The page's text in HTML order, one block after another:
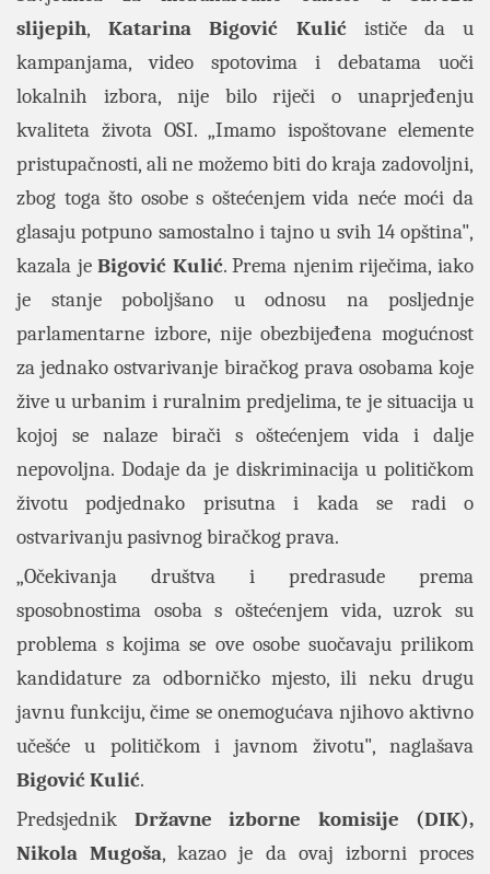
slijepih, Katarina Bigović Kulićističe da u
kampanjama, video spotovima i debatama uoči
lokalnih izbora, nije bilo riječi o unaprjeđenju
kvaliteta života OSI. „Imamo ispoštovane elemente
pristupačnosti, ali ne možemo biti do kraja zadovoljni,
zbog toga što osobe s oštećenjem vida neće moći da
glasaju potpuno samostalno i tajno u svih 14 opština",
kazala jeBigović Kulić. Prema njenim riječima, iako
je stanje poboljšano u odnosu na posljednje
parlamentarne izbore, nije obezbijeđena mogućnost
za jednako ostvarivanje biračkog prava osobama koje
žive u urbanim i ruralnim predjelima, te je situacija u
kojoj se nalaze birači s oštećenjem vida i dalje
nepovoljna. Dodaje da je diskriminacija u političkom
životu podjednako prisutna i kada se radi o
ostvarivanju pasivnog biračkog prava.
„Očekivanja društva i predrasude prema
sposobnostima osoba s oštećenjem vida, uzrok su
problema s kojima se ove osobe suočavaju prilikom
kandidature za odborničko mjesto, ili neku drugu
javnu funkciju, čime se onemogućava njihovo aktivno
učešće u političkom i javnom životu", naglašava
Bigović Kulić.
Predsjednik Državne izborne komisije (DIK),
Nikola Mugoša, kazao je da ovaj izborni proces